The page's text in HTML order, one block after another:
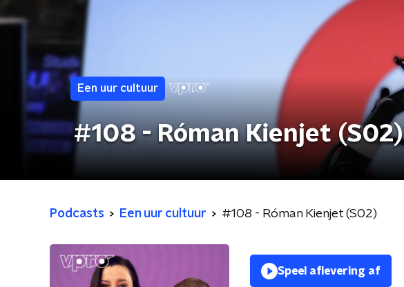
Een uur cultuur
#108 - Róman Kienjet (S02)
Podcasts Een uur cultuur #108 - Róman Kienjet (S02)
Speel aflevering af